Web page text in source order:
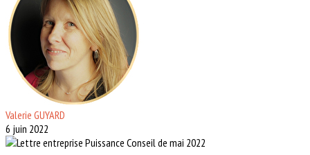
Valerie GUYARD
6 juin 2022